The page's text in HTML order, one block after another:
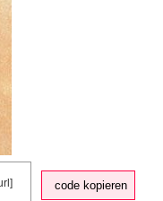
code kopieren